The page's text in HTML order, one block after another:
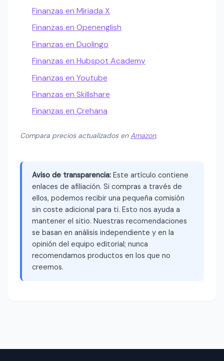
Finanzas en Miriada X
Finanzas en Openenglish
Finanzas en Duolingo
Finanzas en Hubspot Academy
Finanzas en Youtube
Finanzas en Skillshare
Finanzas en Crehana
Compara precios actualizados enAmazon.
Aviso de transparencia: Este artículo contiene
enlaces de afiliación. Si compras a través de
ellos, podemos recibir una pequeña comisión
sin coste adicional para ti. Esto nos ayuda a
mantener el sitio. Nuestras recomendaciones
se basan en análisis independiente y en la
opinión del equipo editorial; nunca
recomendamos productos en los que no
creemos.